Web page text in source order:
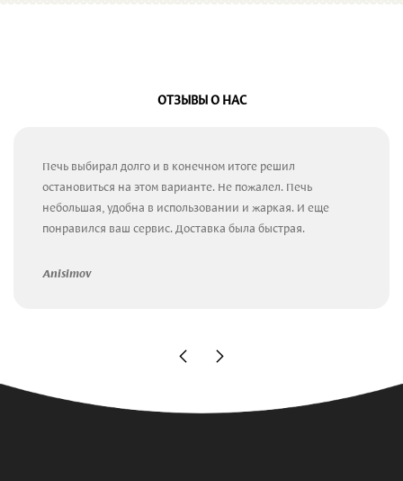
ОТЗЫВЫ О НАС
Печь выбирал долго и в конечном итоге решил
остановиться на этом варианте. Не пожалел. Печь
небольшая, удобна в использовании и жаркая. И еще
понравился ваш сервис. Доставка была быстрая.
Anisimov